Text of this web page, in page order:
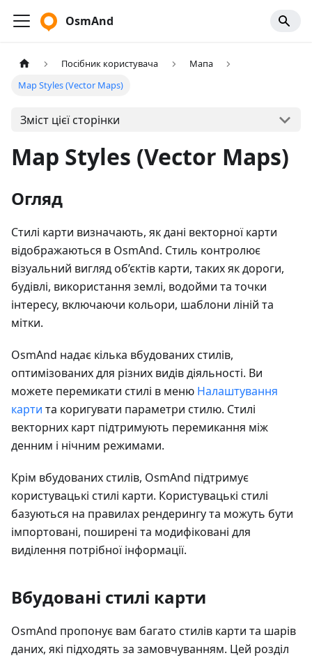
OsmAnd
Посібник користувача
Мапа
Map Styles (Vector Maps)
Зміст цієї сторінки
Map Styles (Vector Maps)
Огляд
Стилі карти визначають, як дані векторної карти
відображаються в OsmAnd. Стиль контролює
візуальний вигляд об’єктів карти, таких як дороги,
будівлі, використання землі, водойми та точки
інтересу, включаючи кольори, шаблони ліній та
мітки.
OsmAnd надає кілька вбудованих стилів,
оптимізованих для різних видів діяльності. Ви
можете перемикати стилі в меню Налаштування
карти та коригувати параметри стилю. Стилі
векторних карт підтримують перемикання між
денним і нічним режимами.
Крім вбудованих стилів, OsmAnd підтримує
користувацькі стилі карти. Користувацькі стилі
базуються на правилах рендерингу та можуть бути
імпортовані, поширені та модифіковані для
виділення потрібної інформації.
Вбудовані стилі карти
OsmAnd пропонує вам багато стилів карти та шарів
даних, які підходять за замовчуванням. Цей розділ